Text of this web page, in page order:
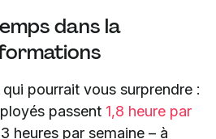
dans la
pourrait vous surprendre :
passent 1,8 heure par
heures par semaine – à